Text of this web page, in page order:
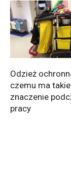
Odzież
czemu ma takie
znaczenie
pracy